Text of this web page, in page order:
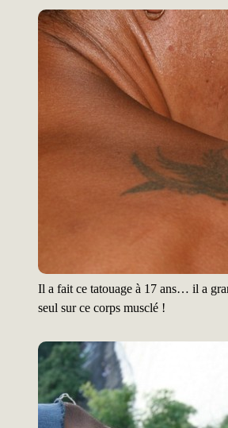
Il a fait ce tatouage à 17 ans… il a
seul sur ce corps musclé !